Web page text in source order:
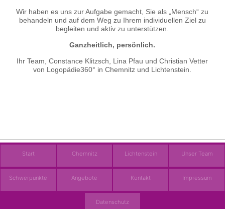
Wir haben es uns zur Aufgabe gemacht, Sie als „Mensch“ zu
behandeln und auf dem Weg zu Ihrem individuellen Ziel zu
begleiten und aktiv zu unterstützen.
Ganzheitlich, persönlich.
Ihr Team, Constance Klitzsch, Lina Pfau und Christian Vetter
von Logopädie360° in Chemnitz und Lichtenstein.
Start Chemnitz Lichtenstein Unser Team
Schwerpunkte Angebote Kontakt Impressum
Datenschutz